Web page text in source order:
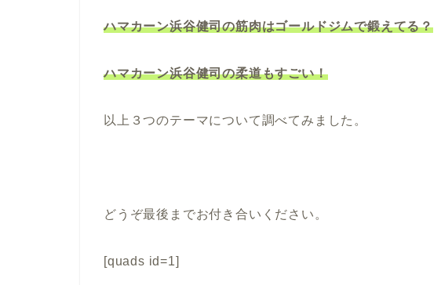
ハマカーン浜谷健司の筋肉はゴールドジムで鍛えてる？
ハマカーン浜谷健司の柔道もすごい！
以上３つのテーマについて調べてみました。
どうぞ最後までお付き合いください。
[quads id=1]